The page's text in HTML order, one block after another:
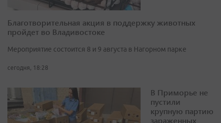
Благотворительная акция в поддержку животных
пройдет во Владивостоке
Мероприятие состоится 8 и 9 августа в Нагорном парке
сегодня, 18:28
В Приморье не
пустили
крупную партию
зараженных